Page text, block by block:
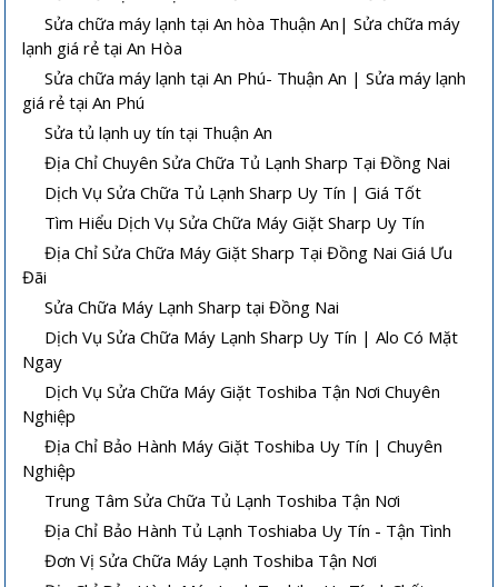
Sửa chữa máy lạnh tại An hòa Thuận An| Sửa chữa máy
lạnh giá rẻ tại An Hòa
Sửa chữa máy lạnh tại An Phú- Thuận An | Sửa máy lạnh
giá rẻ tại An Phú
Sửa tủ lạnh uy tín tại Thuận An
Địa Chỉ Chuyên Sửa Chữa Tủ Lạnh Sharp Tại Đồng Nai
Dịch Vụ Sửa Chữa Tủ Lạnh Sharp Uy Tín | Giá Tốt
Tìm Hiểu Dịch Vụ Sửa Chữa Máy Giặt Sharp Uy Tín
Địa Chỉ Sửa Chữa Máy Giặt Sharp Tại Đồng Nai Giá Ưu
Đãi
Sửa Chữa Máy Lạnh Sharp tại Đồng Nai
Dịch Vụ Sửa Chữa Máy Lạnh Sharp Uy Tín | Alo Có Mặt
Ngay
Dịch Vụ Sửa Chữa Máy Giặt Toshiba Tận Nơi Chuyên
Nghiệp
Địa Chỉ Bảo Hành Máy Giặt Toshiba Uy Tín | Chuyên
Nghiệp
Trung Tâm Sửa Chữa Tủ Lạnh Toshiba Tận Nơi
Địa Chỉ Bảo Hành Tủ Lạnh Toshiaba Uy Tín - Tận Tình
Đơn Vị Sửa Chữa Máy Lạnh Toshiba Tận Nơi